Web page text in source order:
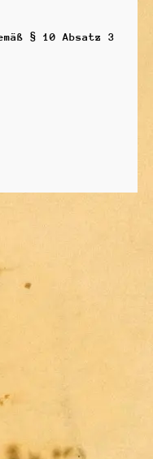
§ 10 Absatz 3